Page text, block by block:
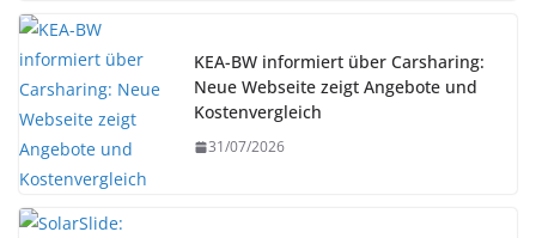
KEA-BW informiert über Carsharing:
Neue Webseite zeigt Angebote und
Kostenvergleich
31/07/2026